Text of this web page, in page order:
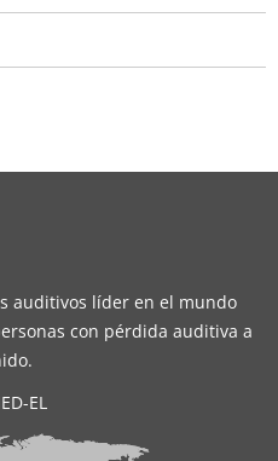
auditivos líder en el mundo
con pérdida auditiva a
EL